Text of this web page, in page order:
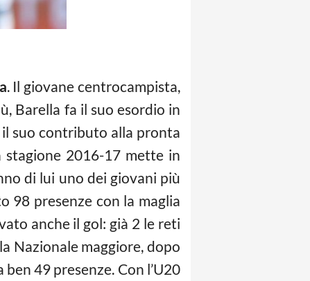
. Il giovane centrocampista,
Barella fa il suo esordio in
il suo contributo alla pronta
stagione 2016-17 mette in
di lui uno dei giovani più
98 presenze con la maglia
anche il gol: già 2 le reti
Nazionale maggiore, dopo
49 presenze. Con l’U20